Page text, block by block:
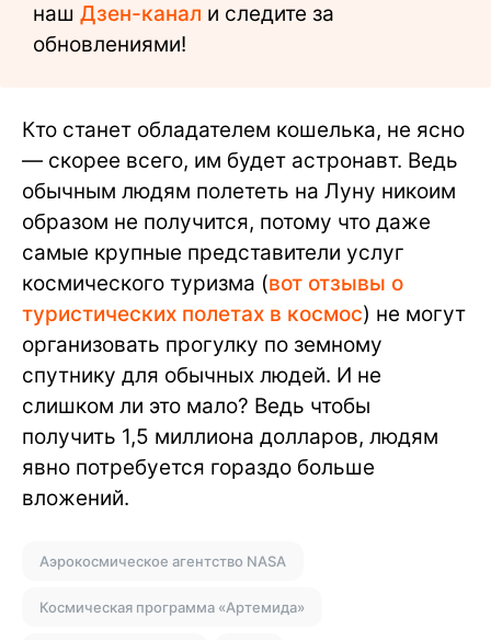
наш Дзен-канал и следите за
обновлениями!
Кто станет обладателем кошелька, не ясно
— скорее всего, им будет астронавт. Ведь
обычным людям полететь на Луну никоим
образом не получится, потому что даже
самые крупные представители услуг
космического туризма (вот отзывы о
туристических полетах в космос) не могут
организовать прогулку по земному
спутнику для обычных людей. И не
слишком ли это мало? Ведь чтобы
получить 1,5 миллиона долларов, людям
явно потребуется гораздо больше
вложений.
Аэрокосмическое агентство NASA
Космическая программа «Артемида»